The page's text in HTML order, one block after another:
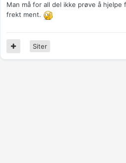
Man må for all del ikke prøve å
frekt ment.
Siter